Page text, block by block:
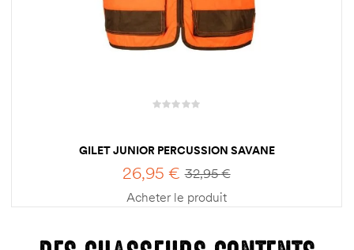
GILET JUNIOR PERCUSSION SAVANE
32,95€
26,95€
Acheter le produit